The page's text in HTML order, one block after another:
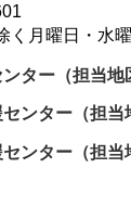
く月曜日・水
ター（担当
ンター（担
ンター（担当